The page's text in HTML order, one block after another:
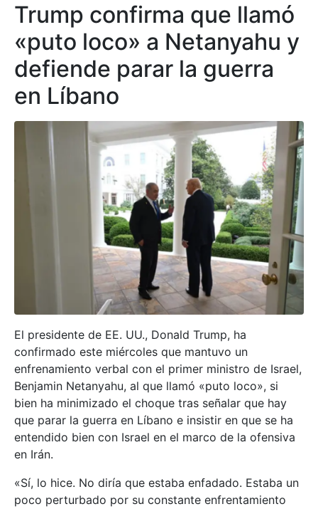
Trump confirma que llamó
«puto loco» a Netanyahu y
defiende parar la guerra
en Líbano
El presidente de EE. UU., Donald Trump, ha
confirmado este miércoles que mantuvo un
enfrenamiento verbal con el primer ministro de Israel,
Benjamin Netanyahu, al que llamó «puto loco», si
bien ha minimizado el choque tras señalar que hay
que parar la guerra en Líbano e insistir en que se ha
entendido bien con Israel en el marco de la ofensiva
en Irán.
«Sí, lo hice. No diría que estaba enfadado. Estaba un
poco perturbado por su constante enfrentamiento